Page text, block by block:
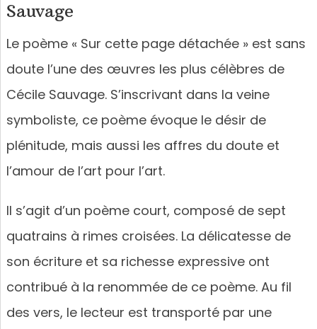
Sauvage
Le poème « Sur cette page détachée » est sans
doute l’une des œuvres les plus célèbres de
Cécile Sauvage. S’inscrivant dans la veine
symboliste, ce poème évoque le désir de
plénitude, mais aussi les affres du doute et
l’amour de l’art pour l’art.
Il s’agit d’un poème court, composé de sept
quatrains à rimes croisées. La délicatesse de
son écriture et sa richesse expressive ont
contribué à la renommée de ce poème. Au fil
des vers, le lecteur est transporté par une